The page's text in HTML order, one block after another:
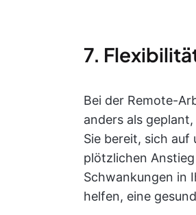
7.
Bei der Remote-
anders als
Sie bereit, sich auf
plötzlichen
Schwankungen in
helfen, eine